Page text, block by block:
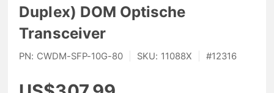
Duplex) DOM Optische
Transceiver
PN: CWDM-SFP-10G-80 SKU: 11088X #12316